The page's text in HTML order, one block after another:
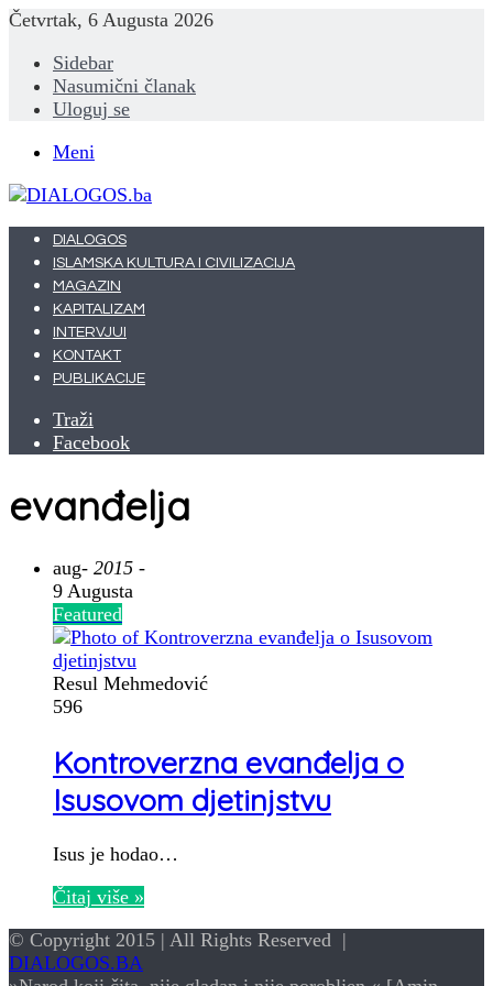
Četvrtak, 6 Augusta 2026
Sidebar
Nasumični članak
Uloguj se
Meni
DIALOGOS
ISLAMSKA KULTURA I CIVILIZACIJA
MAGAZIN
KAPITALIZAM
INTERVJUI
KONTAKT
PUBLIKACIJE
Traži
Facebook
evanđelja
aug- 2015 -
9 Augusta
Featured
Resul Mehmedović
596
Kontroverzna evanđelja o
Isusovom djetinjstvu
Isus je hodao…
Čitaj više »
© Copyright 2015 | All Rights Reserved |
DIALOGOS.BA